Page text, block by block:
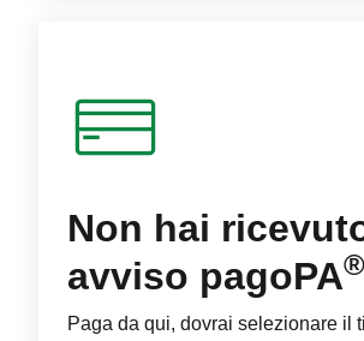
Non hai
avviso pagoPA®
Paga da qui, dovrai selezionare il